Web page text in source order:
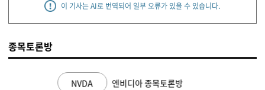
이 기사는 AI로 번역되어 일부 오류가 있을 수 있습니다.
종목토론방
엔비디아 종목토론방